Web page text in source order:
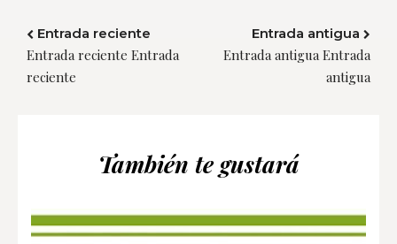
Entrada reciente
Entrada reciente Entrada
reciente
Entrada antigua
Entrada antigua Entrada
antigua
También te gustará